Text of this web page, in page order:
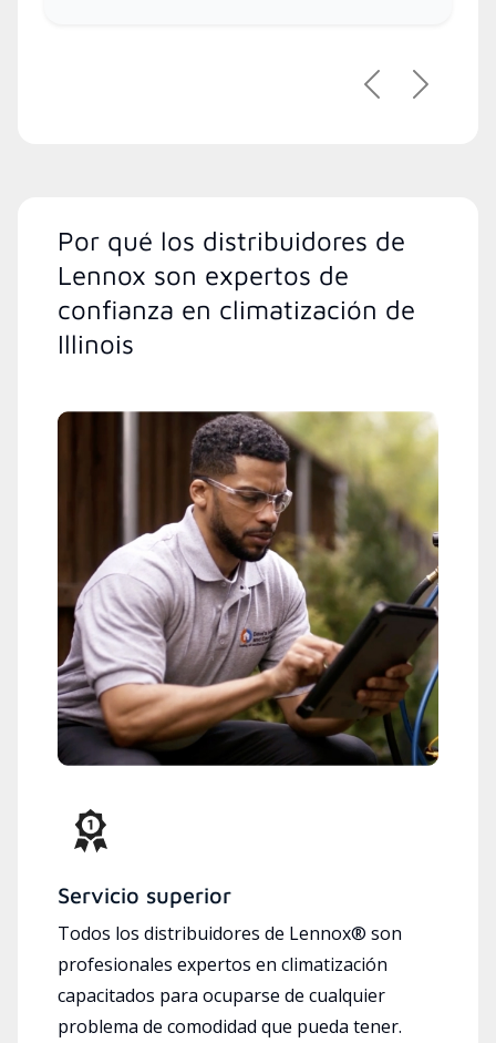
PreviousNext
Por qué los distribuidores de
Lennox son expertos de
confianza en climatización de
Illinois
Servicio superior
Todos los distribuidores de Lennox® son
profesionales expertos en climatización
capacitados para ocuparse de cualquier
problema de comodidad que pueda tener.